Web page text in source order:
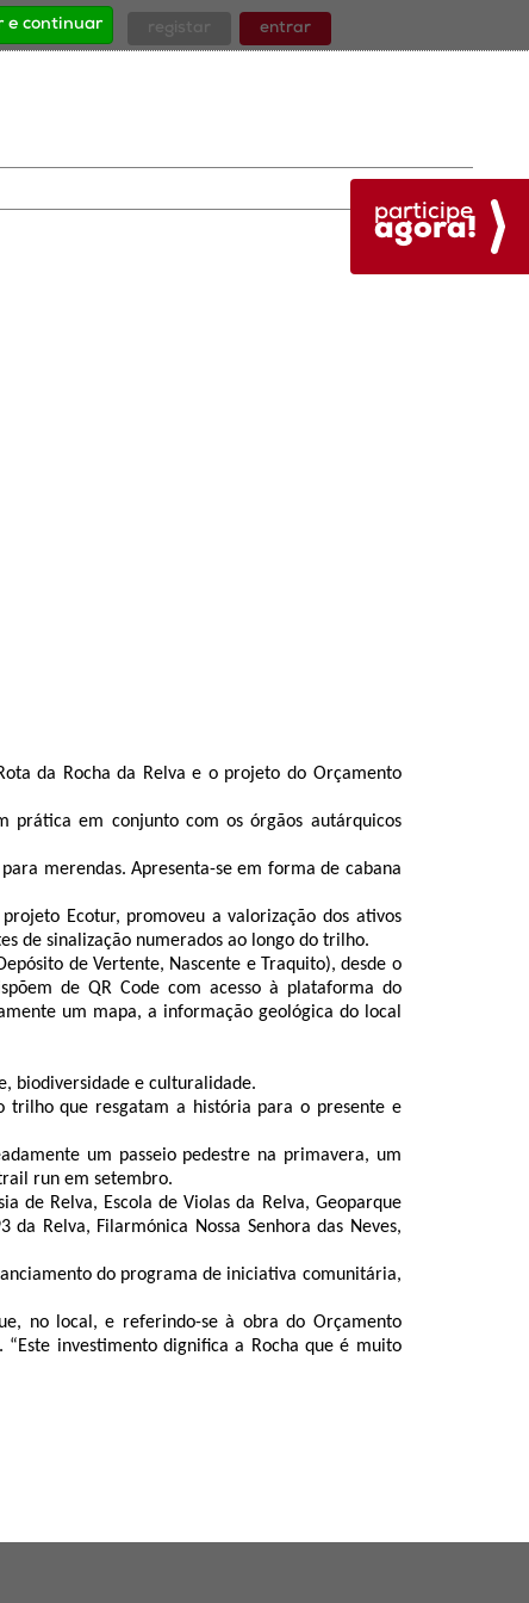
e continuar
participe
agora!
registar entrar
da Rocha da Relva e o projeto do Orçamento
prática em conjunto com os órgãos autárquicos
merendas. Apresenta-se em forma de cabana
Ecotur, promoveu a valorização dos ativos
de sinalização numerados ao longo do trilho.
de Vertente, Nascente e Traquito), desde o
de QR Code com acesso à plataforma do
um mapa, a informação geológica do local
biodiversidade e culturalidade.
trilho que resgatam a história para o presente e
um passeio pedestre na primavera, um
run em setembro.
de Relva, Escola de Violas da Relva, Geoparque
da Relva, Filarmónica Nossa Senhora das Neves,
do programa de iniciativa comunitária,
no local, e referindo-se à obra do Orçamento
investimento dignifica a Rocha que é muito